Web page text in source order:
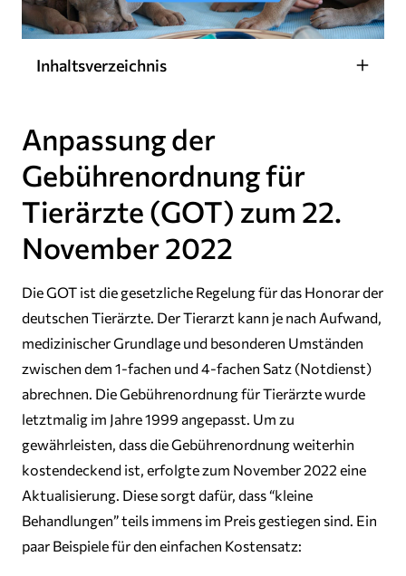
Inhaltsverzeichnis
Anpassung der
Gebührenordnung für
Tierärzte (GOT) zum 22.
November 2022
Die GOT ist die gesetzliche Regelung für das Honorar der
deutschen Tierärzte. Der Tierarzt kann je nach Aufwand,
medizinischer Grundlage und besonderen Umständen
zwischen dem 1-fachen und 4-fachen Satz (Notdienst)
abrechnen. Die Gebührenordnung für Tierärzte wurde
letztmalig im Jahre 1999 angepasst. Um zu
gewährleisten, dass die Gebührenordnung weiterhin
kostendeckend ist, erfolgte zum November 2022 eine
Aktualisierung. Diese sorgt dafür, dass “kleine
Behandlungen” teils immens im Preis gestiegen sind. Ein
paar Beispiele für den einfachen Kostensatz: